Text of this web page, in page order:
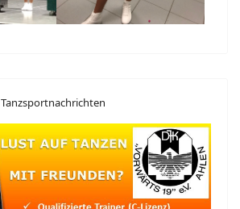
Tanzsportnachrichten